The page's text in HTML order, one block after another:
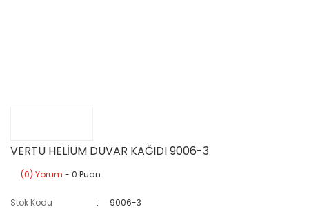
VERTU HELİUM DUVAR KAĞIDI 9006-3
(0) Yorum - 0 Puan
Stok Kodu
9006-3